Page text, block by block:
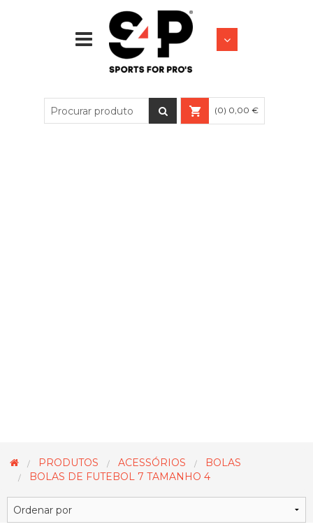
(0) 0,00 €
PRODUTOS ACESSÓRIOS
BOLAS
BOLAS DE FUTEBOL 7 TAMANHO 4